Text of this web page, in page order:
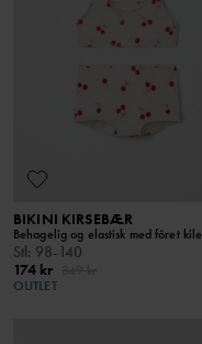
BIKINI KIRSEBÆR
Behagelig og elastisk med fôret kile
Stl: 98-140
174 kr
OUTLET